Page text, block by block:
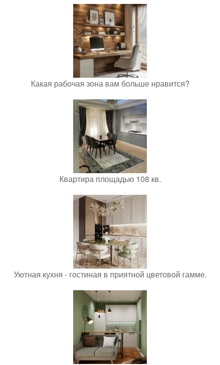
Какая рабочая зона вам больше нравится?
Квартира площадью 108 кв.
Уютная кухня - гостиная в приятной цветовой гамме.